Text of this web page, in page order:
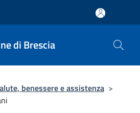
di Brescia
benessere e assistenza >